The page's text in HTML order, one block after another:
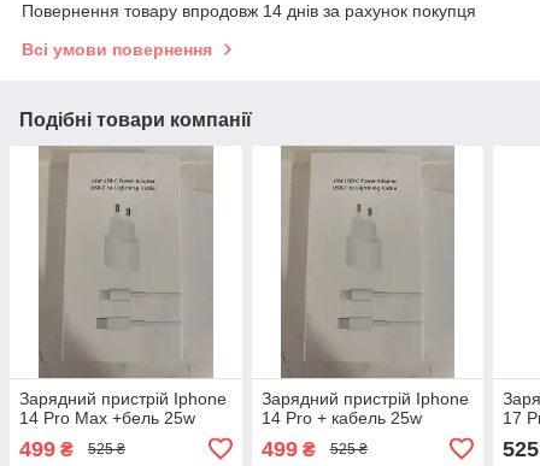
Повернення товару впродовж 14 днів за рахунок покупця
Всі умови повернення
Подібні товари компанії
Зарядний пристрій Iphone
14 Pro Max +бель 25w
499 ₴ 525 ₴
Зарядний пристрій Iphone
14 Pro + кабель 25w
499₴ 525 ₴
17
525